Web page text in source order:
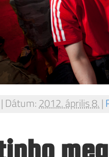
| Dátum:2012. április 8.|